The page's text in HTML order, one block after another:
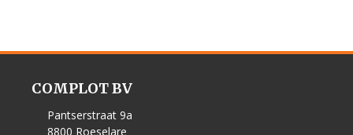
COMPLOT BV
Pantserstraat 9a
8800 Roeselare